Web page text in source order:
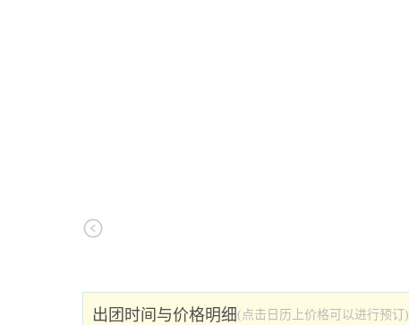
出团时间与价格明细(点击日历上价格可以进行预订)